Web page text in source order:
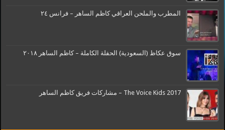
المطرب والملحن العراقي كاظم الساهر – فرانس ٢٤
سوق عكاظ (السعودية) الحفلة الكاملة – كاظم الساهر ٢٠١٨
The Voice Kids 2017 – مشاركات فريق كاظم الساهر